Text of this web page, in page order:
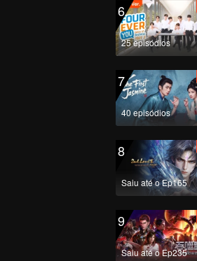
6
25 episódios
7
40 episódios
8
Saiu até o Ep165
9
Saiu até o Ep235